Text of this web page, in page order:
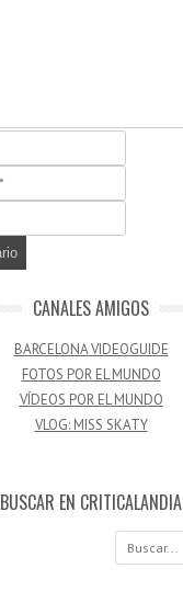
CANALES AMIGOS
BARCELONA VIDEOGUIDE
FOTOS POR EL MUNDO
VÍDEOS POR EL MUNDO
VLOG: MISS SKATY
BUSCAR EN CRITICALANDIA
Buscar